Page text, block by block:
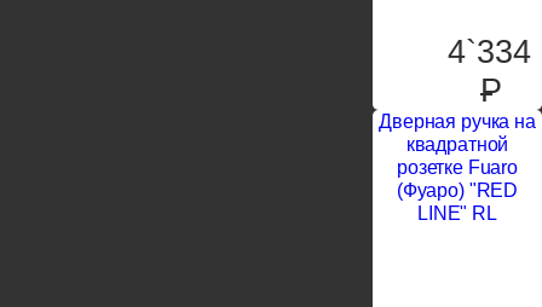
4`334
P
Дверная ручка на
квадратной
розетке Fuaro
(Фуаро) "RED
LINE" RL